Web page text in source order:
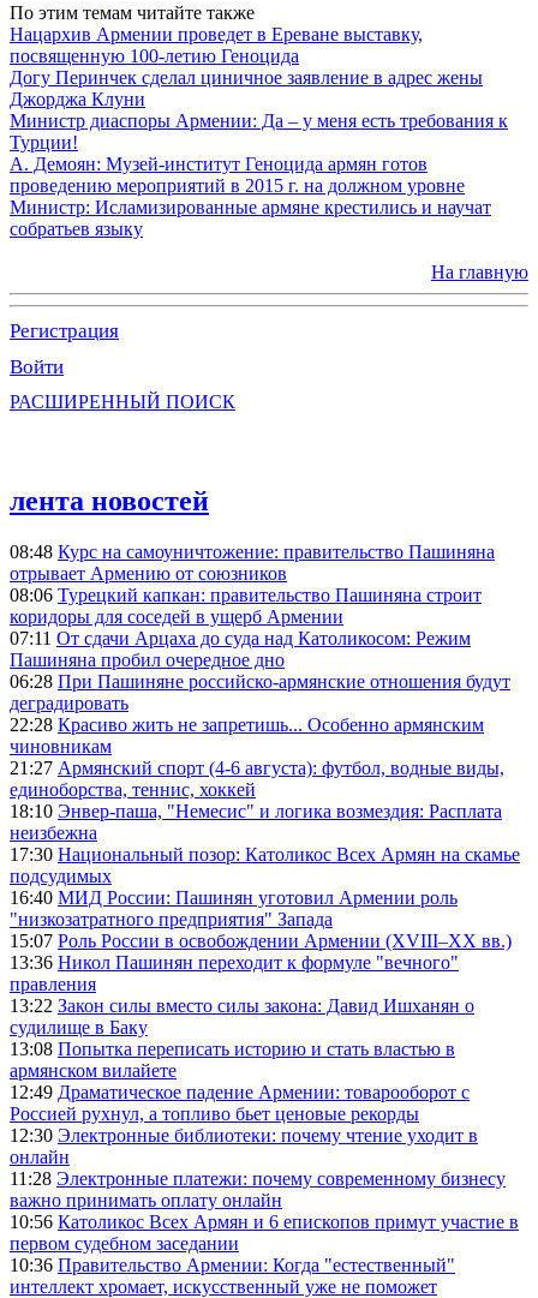
По этим темам читайте также
Нацархив Армении проведет в Ереване выставку,
посвященную 100-летию Геноцида
Догу Перинчек сделал циничное заявление в адрес жены
Джорджа Клуни
Министр диаспоры Армении: Да – у меня есть требования к
Турции!
А. Демоян: Музей-институт Геноцида армян готов
проведению мероприятий в 2015 г. на должном уровне
Министр: Исламизированные армяне крестились и научат
собратьев языку
На главную
Регистрация
Войти
РАСШИРЕННЫЙ ПОИСК
лента новостей
08:48 Курс на самоуничтожение: правительство Пашиняна
отрывает Армению от союзников
08:06 Турецкий капкан: правительство Пашиняна строит
коридоры для соседей в ущерб Армении
07:11 От сдачи Арцаха до суда над Католикосом: Режим
Пашиняна пробил очередное дно
06:28 При Пашиняне российско-армянские отношения будут
деградировать
22:28 Красиво жить не запретишь... Особенно армянским
чиновникам
21:27 Армянский спорт (4-6 августа): футбол, водные виды,
единоборства, теннис, хоккей
18:10 Энвер-паша, "Немесис" и логика возмездия: Расплата
неизбежна
17:30 Национальный позор: Католикос Всех Армян на скамье
подсудимых
16:40 МИД России: Пашинян уготовил Армении роль
"низкозатратного предприятия" Запада
15:07 Роль России в освобождении Армении (XVIII–XX вв.)
13:36 Никол Пашинян переходит к формуле "вечного"
правления
13:22 Закон силы вместо силы закона: Давид Ишханян о
судилище в Баку
13:08 Попытка переписать историю и стать властью в
армянском вилайете
12:49 Драматическое падение Армении: товарооборот с
Россией рухнул, а топливо бьет ценовые рекорды
12:30 Электронные библиотеки: почему чтение уходит в
онлайн
11:28 Электронные платежи: почему современному бизнесу
важно принимать оплату онлайн
10:56 Католикос Всех Армян и 6 епископов примут участие в
первом судебном заседании
10:36 Правительство Армении: Когда "естественный"
интеллект хромает, искусственный уже не поможет